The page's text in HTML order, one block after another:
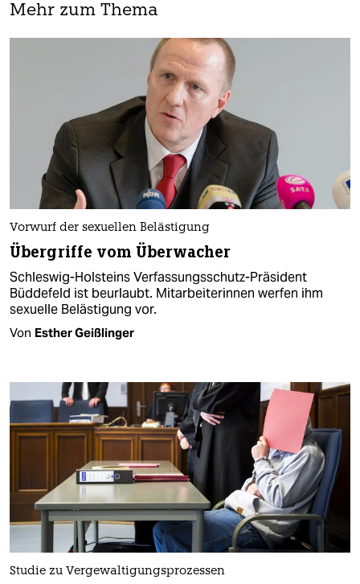
Mehr zum Thema
Vorwurf der sexuellen Belästigung
Übergriffe vom Überwacher
Schleswig-Holsteins Verfassungsschutz-Präsident
Büddefeld ist beurlaubt. Mitarbeiterinnen werfen ihm
sexuelle Belästigung vor.
Von Esther Geißlinger
Studie zu Vergewaltigungsprozessen